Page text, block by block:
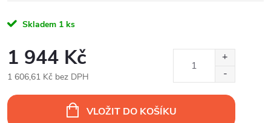
Skladem 1 ks
1 944 Kč
1 606,61 Kč bez DPH
cena:
VLOŽIT DO KOŠÍKU